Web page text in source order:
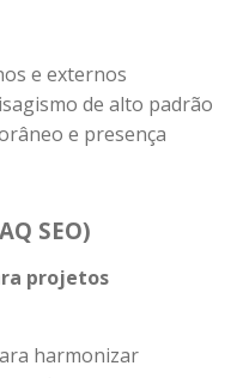
e externos
de alto padrão
e presença
SEO)
projetos
harmonizar